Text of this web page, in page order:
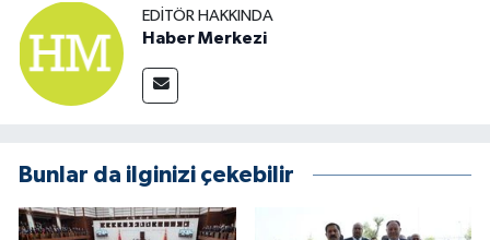
EDITÖR HAKKINDA
Haber Merkezi
Bunlar da ilginizi çekebilir